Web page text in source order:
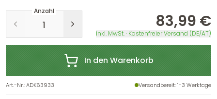
Anzahl
83,99 €
inkl. MwSt. · Kostenfreier Versand (DE/AT)
In den Warenkorb
Art.-Nr.:ADK63933 Versandbereit: 1-3 Werktage